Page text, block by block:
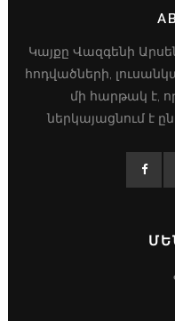
Կայքը Վազգենի
հոդվածների,
մի հարթակ է,
ներկայացնում է